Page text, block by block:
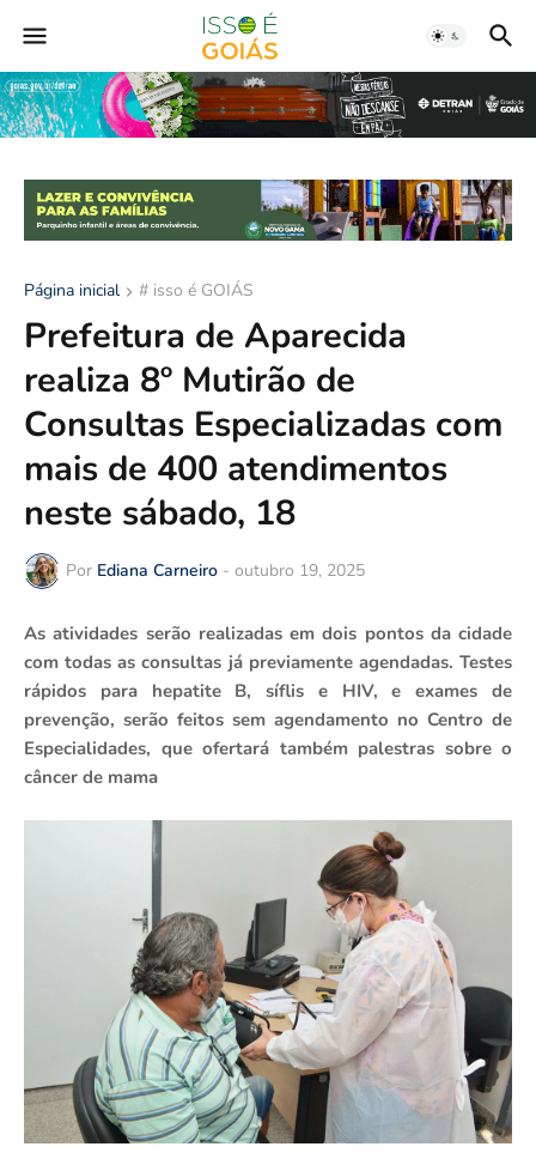
Página inicial # isso é GOIÁS
Prefeitura de Aparecida
realiza 8º Mutirão de
Consultas Especializadas com
mais de 400 atendimentos
neste sábado, 18
Por Ediana Carneiro - outubro 19, 2025
As atividades serão realizadas em dois pontos da cidade
com todas as consultas já previamente agendadas. Testes
rápidos para hepatite B, síflis e HIV, e exames de
prevenção, serão feitos sem agendamento no Centro de
Especialidades, que ofertará também palestras sobre o
câncer de mama